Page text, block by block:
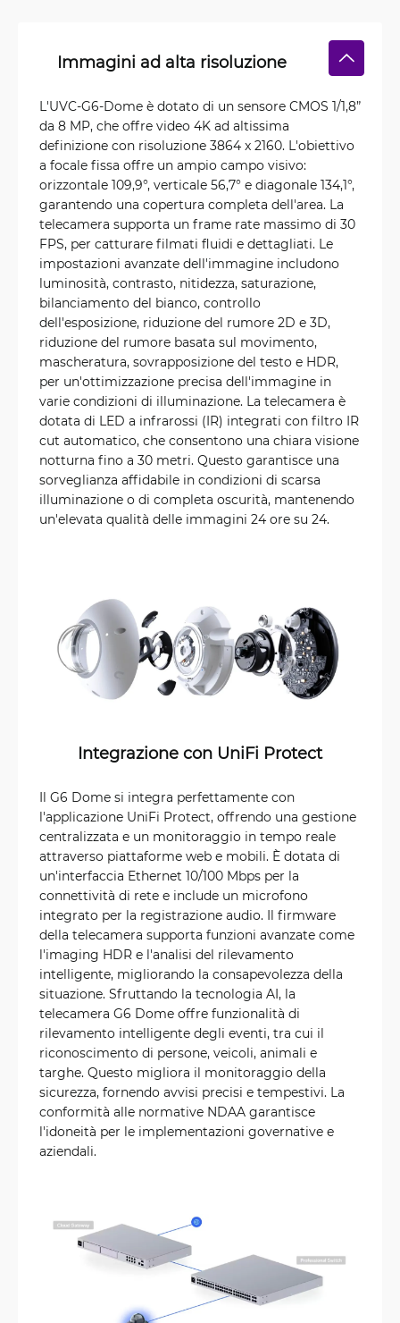
Immagini ad alta risoluzione
L'UVC-G6-Dome è dotato di un sensore CMOS 1/1,8”
da 8 MP, che offre video 4K ad altissima
definizione con risoluzione 3864 x 2160. L'obiettivo
a focale fissa offre un ampio campo visivo:
orizzontale 109,9°, verticale 56,7° e diagonale 134,1°,
garantendo una copertura completa dell'area. La
telecamera supporta un frame rate massimo di 30
FPS, per catturare filmati fluidi e dettagliati. Le
impostazioni avanzate dell'immagine includono
luminosità, contrasto, nitidezza, saturazione,
bilanciamento del bianco, controllo
dell'esposizione, riduzione del rumore 2D e 3D,
riduzione del rumore basata sul movimento,
mascheratura, sovrapposizione del testo e HDR,
per un'ottimizzazione precisa dell'immagine in
varie condizioni di illuminazione. La telecamera è
dotata di LED a infrarossi (IR) integrati con filtro IR
cut automatico, che consentono una chiara visione
notturna fino a 30 metri. Questo garantisce una
sorveglianza affidabile in condizioni di scarsa
illuminazione o di completa oscurità, mantenendo
un'elevata qualità delle immagini 24 ore su 24.
Integrazione con UniFi Protect
Il G6 Dome si integra perfettamente con
l'applicazione UniFi Protect, offrendo una gestione
centralizzata e un monitoraggio in tempo reale
attraverso piattaforme web e mobili. È dotata di
un'interfaccia Ethernet 10/100 Mbps per la
connettività di rete e include un microfono
integrato per la registrazione audio. Il firmware
della telecamera supporta funzioni avanzate come
l'imaging HDR e l'analisi del rilevamento
intelligente, migliorando la consapevolezza della
situazione. Sfruttando la tecnologia AI, la
telecamera G6 Dome offre funzionalità di
rilevamento intelligente degli eventi, tra cui il
riconoscimento di persone, veicoli, animali e
targhe. Questo migliora il monitoraggio della
sicurezza, fornendo avvisi precisi e tempestivi. La
conformità alle normative NDAA garantisce
l'idoneità per le implementazioni governative e
aziendali.